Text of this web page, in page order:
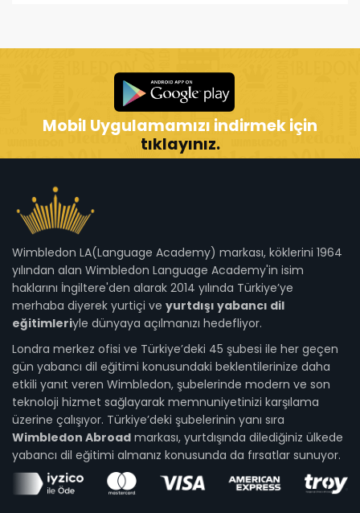
Mobil Uygulamamızı indirmek için
tıklayınız.
Wimbledon LA(Language Academy) markası, köklerini 1964
yılından alan Wimbledon Language Academy'in isim
haklarını İngiltere'den alarak 2014 yılında Türkiye’ye
merhaba diyerek yurtiçi ve yurtdışı yabancı dil
eğitimleriyle dünyaya açılmanızı hedefliyor.
Londra merkez ofisi ve Türkiye’deki 45 şubesi ile her geçen
gün yabancı dil eğitimi konusundaki beklentilerinize daha
etkili yanıt veren Wimbledon, şubelerinde modern ve son
teknoloji hizmet sağlayarak memnuniyetinizi karşılama
üzerine çalışıyor. Türkiye’deki şubelerinin yanı sıra
Wimbledon Abroad markası, yurtdışında dilediğiniz ülkede
yabancı dil eğitimi almanız konusunda da fırsatlar sunuyor.